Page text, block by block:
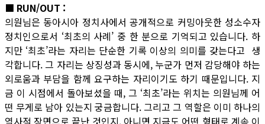
■ RUN/OUT :
의원님은 동아시아 정치사에서 공개적으로 커밍아웃한 성소수자
정치인으로서 ‘최초의 사례’ 중 한 분으로 기억되고 있습니다. 하
지만 ‘최초’라는 자리는 단순한 기록 이상의 의미를 갖는다고 생
각합니다. 그 자리는 상징성과 동시에, 누군가 먼저 감당해야 하는
외로움과 부담을 함께 요구하는 자리이기도 하기 때문입니다. 지
금 이 시점에서 돌아보셨을 때, 그 ‘최초’라는 위치는 의원님께 어
떤 무게로 남아 있는지 궁금합니다. 그리고 그 역할은 이미 하나의